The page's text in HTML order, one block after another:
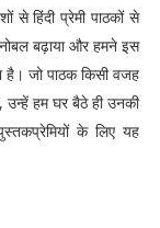
से हिंदी प्रेमी पाठकों से
बढ़ाया और हमने इस
जो पाठक किसी वजह
हम घर बैठे ही उनकी
के लिए यह